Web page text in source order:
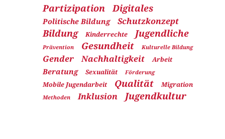
Partizipation Digitales
Politische Bildung Schutzkonzept
Bildung Kinderrechte Jugendliche
Prävention Gesundheit Kulturelle Bildung
Gender Nachhaltigkeit Arbeit
Beratung Sexualität Förderung
Mobile Jugendarbeit Qualität Migration
Methoden Inklusion Jugendkultur